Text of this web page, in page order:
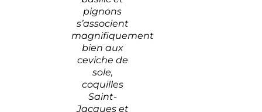
pignons
s’associent
magnifiquement
bien aux
ceviche de
sole,
coquilles
Saint-
Jacques et